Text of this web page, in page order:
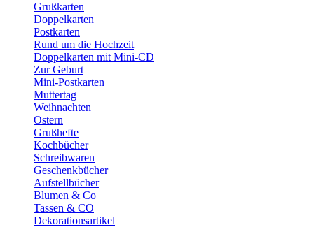
Grußkarten
Doppelkarten
Postkarten
Rund um die Hochzeit
Doppelkarten mit Mini-CD
Zur Geburt
Mini-Postkarten
Muttertag
Weihnachten
Ostern
Grußhefte
Kochbücher
Schreibwaren
Geschenkbücher
Aufstellbücher
Blumen & Co
Tassen & CO
Dekorationsartikel